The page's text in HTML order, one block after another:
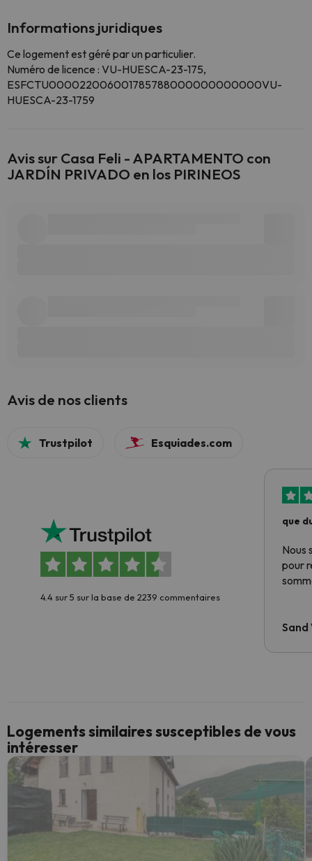
Informations juridiques
Ce logement est géré par un particulier.
Numéro de licence : VU-HUESCA-23-175,
ESFCTU000022006001785788000000000000VU-
HUESCA-23-1759
Avis sur Casa Feli - APARTAMENTO con
JARDÍN PRIVADO en los PIRINEOS
Avis de nos clients
Trustpilot Esquiades.com
4.4 sur 5 sur la base de 2239 commentaires
que
Nous
pour
Sand
Logements similaires susceptibles de vous
intéresser